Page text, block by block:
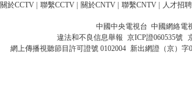
關於CCTV 聯繫CCTV 關於CNTV 聯繫CNTV 人才招聘
中國中央電視台 中國網絡電
違法和不良信息舉報 京ICP證060535號
網上傳播視聽節目許可證號 0102004 新出網證（京）